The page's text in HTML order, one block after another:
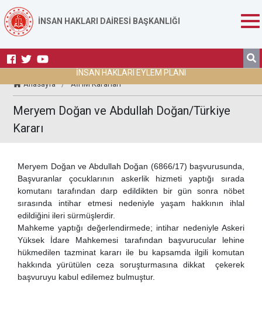
İNSAN HAKLARI DAİRESİ BAŞKANLIĞI
İNSAN HAKLARI EYLEM PLANI
Anasayfa / AİHM Kararları
Meryem Doğan ve Abdullah Doğan/Türkiye
Kararı
Meryem Doğan ve Abdullah Doğan (6866/17) başvurusunda,
Başvuranlar çocuklarının askerlik hizmeti yaptığı sırada
komutanı tarafından darp edildikten bir gün sonra nöbet
sırasında intihar etmesi nedeniyle yaşam hakkının ihlal
edildiğini ileri sürmüşlerdir.
Mahkeme yaptığı değerlendirmede; intihar nedeniyle Askeri
Yüksek İdare Mahkemesi tarafından başvurucular lehine
hükmedilen tazminat kararı ile bu kapsamda ilgili komutan
hakkında yürütülen ceza soruşturmasına dikkat çekerek
başvuruyu kabul edilemez bulmuştur.